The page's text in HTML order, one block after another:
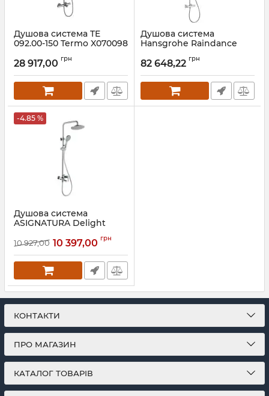
Душова система TE
092.00-150 Termo X070098
Артикул:X070098
28 917,00 грн
Душова система
Hansgrohe Raindance
Showerpipe
Артикул:27129000
82 648,22 грн
-4.85 %
Душова система
ASIGNATURA Delight
10 927,00 10 397,00 грн
КОНТАКТИ
ПРО МАГАЗИН
КАТАЛОГ ТОВАРІВ